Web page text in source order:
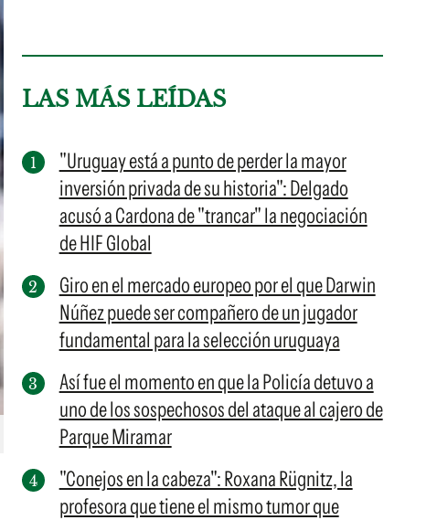
LAS MÁS LEÍDAS
"Uruguay está a punto de perder la mayor
inversión privada de su historia": Delgado
acusó a Cardona de "trancar" la negociación
de HIF Global
Giro en el mercado europeo por el que Darwin
Núñez puede ser compañero de un jugador
fundamental para la selección uruguaya
Así fue el momento en que la Policía detuvo a
uno de los sospechosos del ataque al cajero de
Parque Miramar
"Conejos en la cabeza": Roxana Rügnitz, la
profesora que tiene el mismo tumor que